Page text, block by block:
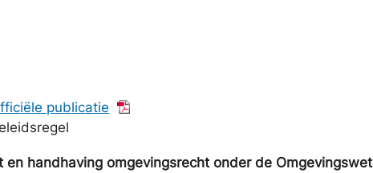
publicatie
handhaving omgevingsrecht onder de Omgevingswet